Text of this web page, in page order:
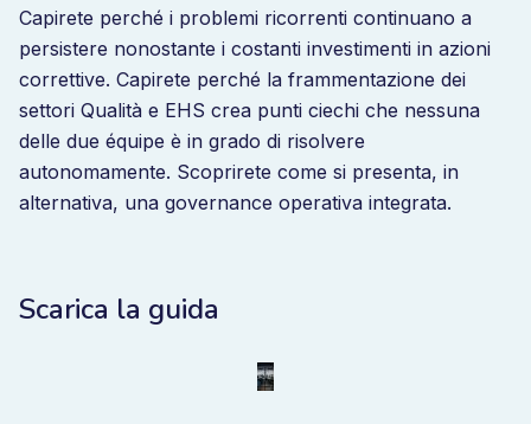
Capirete perché i problemi ricorrenti continuano a
persistere nonostante i costanti investimenti in azioni
correttive. Capirete perché la frammentazione dei
settori Qualità e EHS crea punti ciechi che nessuna
delle due équipe è in grado di risolvere
autonomamente. Scoprirete come si presenta, in
alternativa, una governance operativa integrata.
Scarica la guida